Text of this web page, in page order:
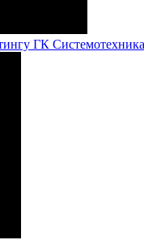
ГК Системотехника